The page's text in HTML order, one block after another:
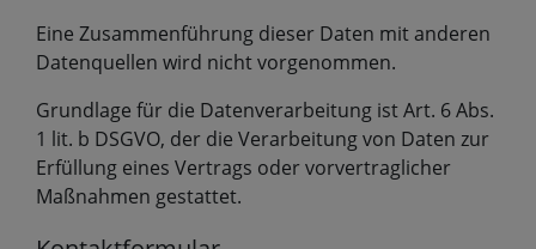
Eine Zusammenführung dieser Daten mit anderen
Datenquellen wird nicht vorgenommen.
Grundlage für die Datenverarbeitung ist Art. 6 Abs.
1 lit. b DSGVO, der die Verarbeitung von Daten zur
Erfüllung eines Vertrags oder vorvertraglicher
Maßnahmen gestattet.